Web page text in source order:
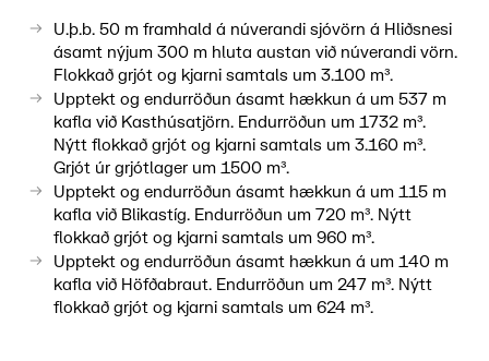
U.þ.b. 50 m framhald á núverandi sjóvörn á Hliðsnesi
ásamt nýjum 300 m hluta austan við núverandi vörn.
Flokkað grjót og kjarni samtals um 3.100 m³.
Upptekt og endurröðun ásamt hækkun á um 537 m
kafla við Kasthúsatjörn. Endurröðun um 1732 m³.
Nýtt flokkað grjót og kjarni samtals um 3.160 m³.
Grjót úr grjótlager um 1500 m³.
Upptekt og endurröðun ásamt hækkun á um 115 m
kafla við Blikastíg. Endurröðun um 720 m³. Nýtt
flokkað grjót og kjarni samtals um 960 m³.
Upptekt og endurröðun ásamt hækkun á um 140 m
kafla við Höfðabraut. Endurröðun um 247 m³. Nýtt
flokkað grjót og kjarni samtals um 624 m³.